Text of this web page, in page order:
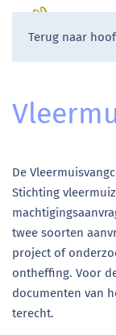
Terug naar
De
Stichting
twee soorten
project of
ontheffing. Voor
documenten van
terecht.